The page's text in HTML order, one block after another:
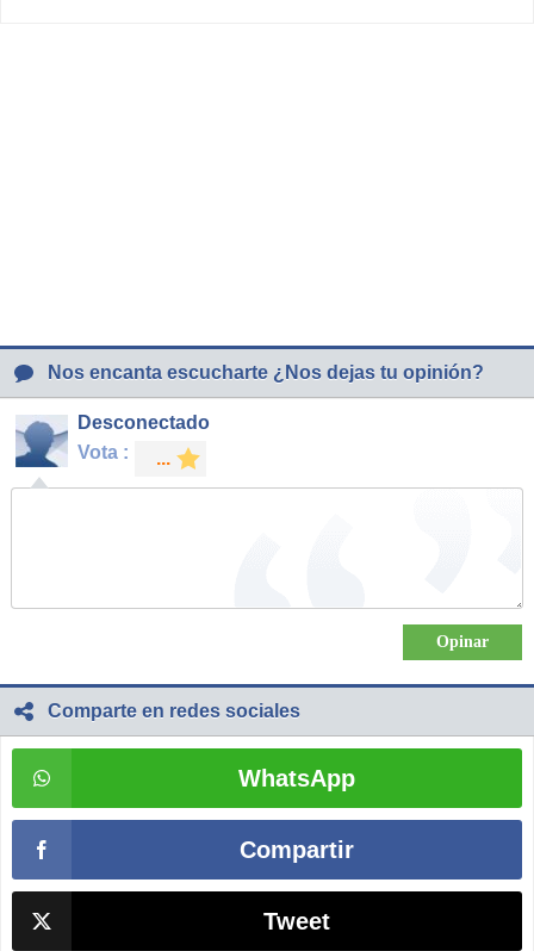
Nos encanta escucharte ¿Nos dejas tu opinión?
Desconectado
Vota :
Comparte en redes sociales
WhatsApp
Compartir
Tweet